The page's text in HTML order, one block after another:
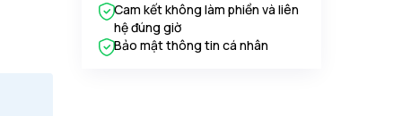
Cam kết không làm phiền và liên
hệ đúng giờ
Bảo mật thông tin cá nhân